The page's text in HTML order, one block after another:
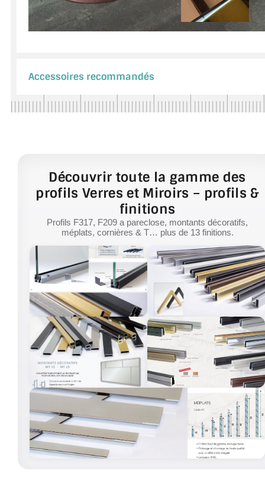
Accessoires recommandés
Découvrir toute la gamme des
profils Verres et Miroirs – profils &
finitions
Profils F317, F209 a pareclose, montants décoratifs,
méplats, cornières & T… plus de 13 finitions.